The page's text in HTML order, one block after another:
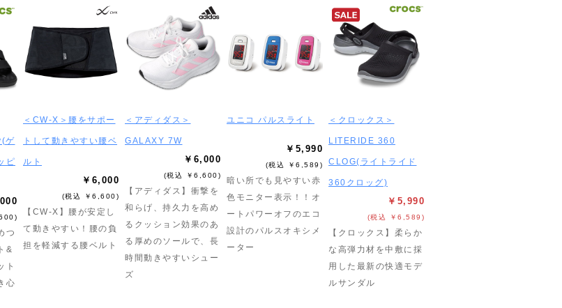
ゲ
ピ
つ
&
ト
心
＜CW-X＞腰をサポー
トして動きやすい腰ベ
ルト
￥6,000
(税込 ￥6,600)
【CW-X】腰が安定し
て動きやすい！腰の負
担を軽減する腰ベルト
＜アディダス＞
GALAXY 7W
￥6,000
(税込 ￥6,600)
【アディダス】衝撃を
和らげ、持久力を高め
るクッション効果のあ
る厚めのソールで、長
時間動きやすいシュー
ズ
ユニコ パルスライト
￥5,990
(税込 ￥6,589)
暗い所でも見やすい赤
色モニター表示！！オ
ートパワーオフのエコ
設計のパルスオキシメ
ーター
＜クロックス＞
LITERIDE 360
CLOG(ライトライド
360クロッグ)
￥5,990
(税込 ￥6,589)
【クロックス】柔らか
な高弾力材を中敷に採
用した最新の快適モデ
ルサンダル